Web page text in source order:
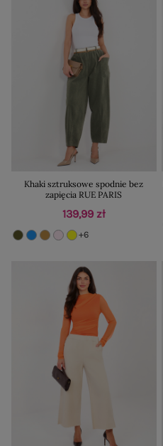
Khaki sztruksowe spodnie bez
zapięcia RUE PARIS
139,99 zł
+6